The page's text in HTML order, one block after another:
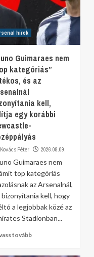
hírek
Guimaraes nem
kategóriás”
és az
kell,
egy korábbi
Kovács Péter 2026.08.09.
Guimaraes nem
top kategóriás
az Arsenalnál,
bizonyítania kell, hogy
a legjobbak közé az
Stadionban...
tovább